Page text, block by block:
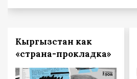
Кыргызстан как
«страна-прокладка»